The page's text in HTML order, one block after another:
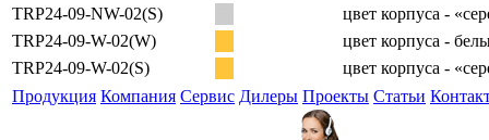
TRP24-09-NW-02(S)
цвет корпуса -
TRP24-09-W-02(W)
цвет корпуса -
TRP24-09-W-02(S)
цвет корпуса -
Продукция Компания Сервис Дилеры Проекты Статьи